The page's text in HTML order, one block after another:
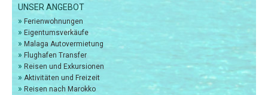
UNSER ANGEBOT
» Ferienwohnungen
» Eigentumsverkäufe
» Malaga Autovermietung
» Flughafen Transfer
» Reisen und Exkursionen
» Aktivitäten und Freizeit
» Reisen nach Marokko